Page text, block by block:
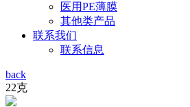
医用PE薄膜
其他类产品
联系我们
联系信息
back
22克